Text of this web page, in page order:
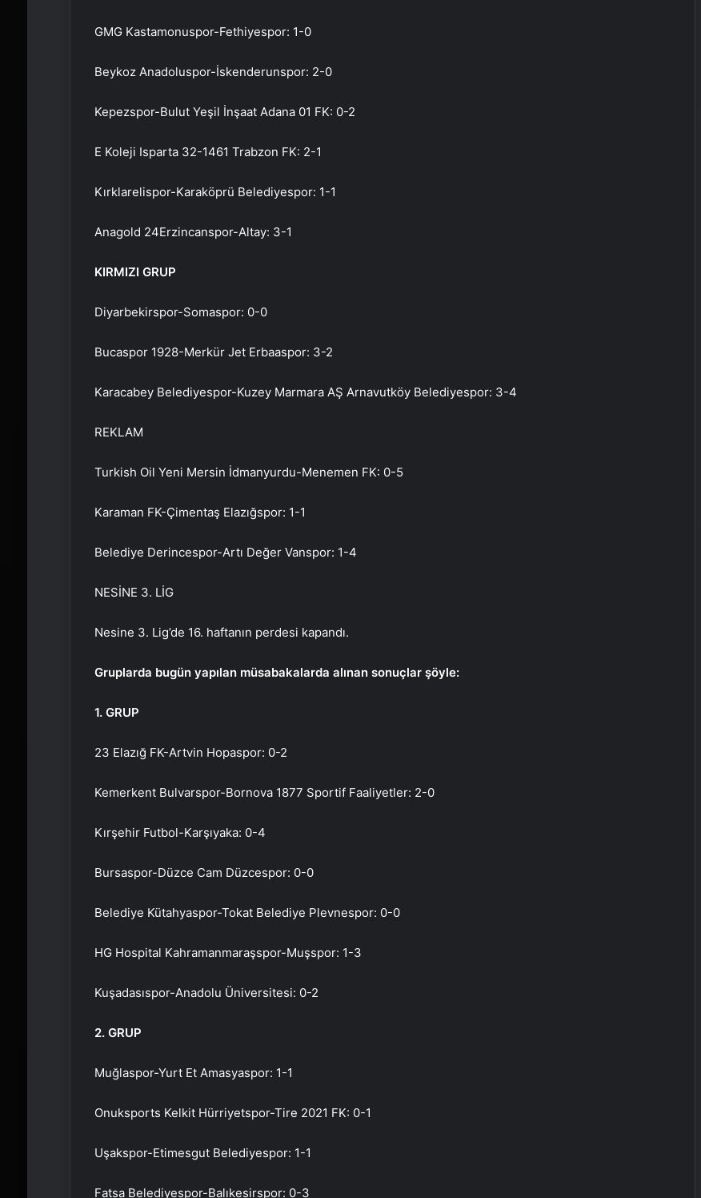
GMG Kastamonuspor-Fethiyespor: 1-0
Beykoz Anadoluspor-İskenderunspor: 2-0
Kepezspor-Bulut Yeşil İnşaat Adana 01 FK: 0-2
E Koleji Isparta 32-1461 Trabzon FK: 2-1
Kırklarelispor-Karaköprü Belediyespor: 1-1
Anagold 24Erzincanspor-Altay: 3-1
KIRMIZI GRUP
Diyarbekirspor-Somaspor: 0-0
Bucaspor 1928-Merkür Jet Erbaaspor: 3-2
Karacabey Belediyespor-Kuzey Marmara AŞ Arnavutköy Belediyespor: 3-4
REKLAM
Turkish Oil Yeni Mersin İdmanyurdu-Menemen FK: 0-5
Karaman FK-Çimentaş Elazığspor: 1-1
Belediye Derincespor-Artı Değer Vanspor: 1-4
NESİNE 3. LİG
Nesine 3. Lig’de 16. haftanın perdesi kapandı.
Gruplarda bugün yapılan müsabakalarda alınan sonuçlar şöyle:
1. GRUP
23 Elazığ FK-Artvin Hopaspor: 0-2
Kemerkent Bulvarspor-Bornova 1877 Sportif Faaliyetler: 2-0
Kırşehir Futbol-Karşıyaka: 0-4
Bursaspor-Düzce Cam Düzcespor: 0-0
Belediye Kütahyaspor-Tokat Belediye Plevnespor: 0-0
HG Hospital Kahramanmaraşspor-Muşspor: 1-3
Kuşadasıspor-Anadolu Üniversitesi: 0-2
2. GRUP
Muğlaspor-Yurt Et Amasyaspor: 1-1
Onuksports Kelkit Hürriyetspor-Tire 2021 FK: 0-1
Uşakspor-Etimesgut Belediyespor: 1-1
Fatsa Belediyespor-Balıkesirspor: 0-3